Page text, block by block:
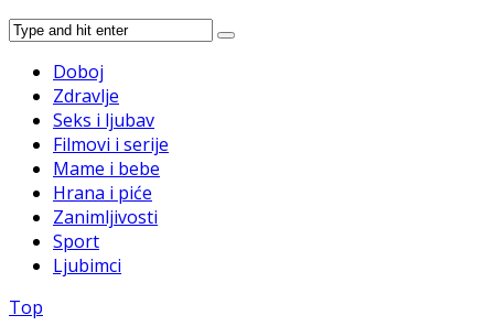
Doboj
Zdravlje
Seks i ljubav
Filmovi i serije
Mame i bebe
Hrana i piće
Zanimljivosti
Sport
Ljubimci
Top